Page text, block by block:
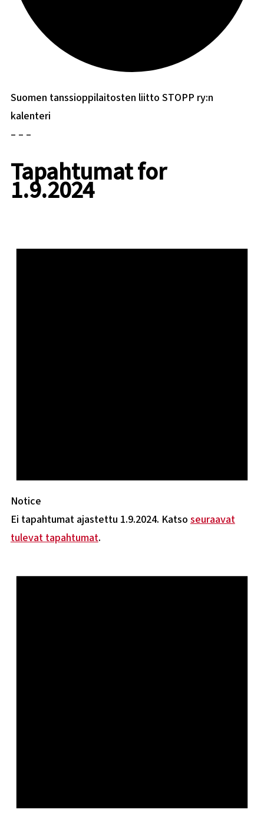
Suomen tanssioppilaitosten liitto STOPP ry:n
kalenteri
– – –
Tapahtumat for
1.9.2024
Notice
Ei tapahtumat ajastettu 1.9.2024. Katsoseuraavat
tulevat tapahtumat.